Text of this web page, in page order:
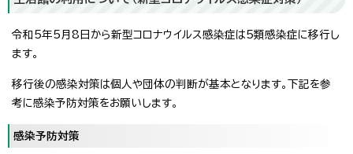
令和5年5月8日から新型コロナウイルス感染症は5類感染症に移行し
ます。
移行後の感染対策は個人や団体の判断が基本となります。下記を参
考に感染予防対策をお願いします。
感染予防対策